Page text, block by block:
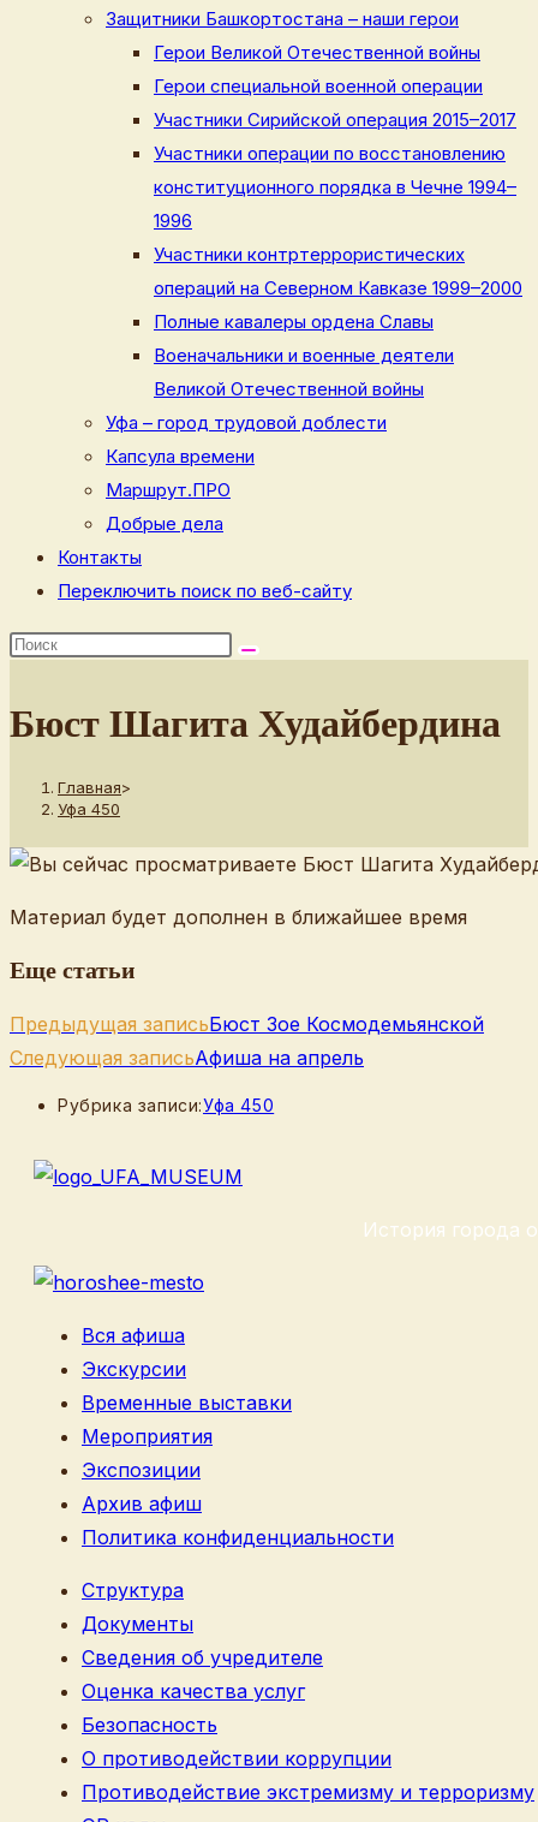
Защитники Башкортостана – наши герои
Герои Великой Отечественной войны
Герои специальной военной операции
Участники Сирийской операция 2015–2017
Участники операции по восстановлению
конституционного порядка в Чечне 1994–
1996
Участники контртеррористических
операций на Северном Кавказе 1999–2000
Полные кавалеры ордена Славы
Военачальники и военные деятели
Великой Отечественной войны
Уфа – город трудовой доблести
Капсула времени
Маршрут.ПРО
Добрые дела
Контакты
Переключить поиск по веб-сайту
Бюст Шагита Худайбердина
Главная>
Уфа 450
Материал будет дополнен в ближайшее время
Еще статьи
Предыдущая записьБюст Зое Космодемьянской
Следующая записьАфиша на апрель
Рубрика записи:Уфа 450
История города
Вся афиша
Экскурсии
Временные выставки
Мероприятия
Экспозиции
Архив афиш
Политика конфиденциальности
Структура
Документы
Сведения об учредителе
Оценка качества услуг
Безопасность
О противодействии коррупции
Противодействие экстремизму и терроризму